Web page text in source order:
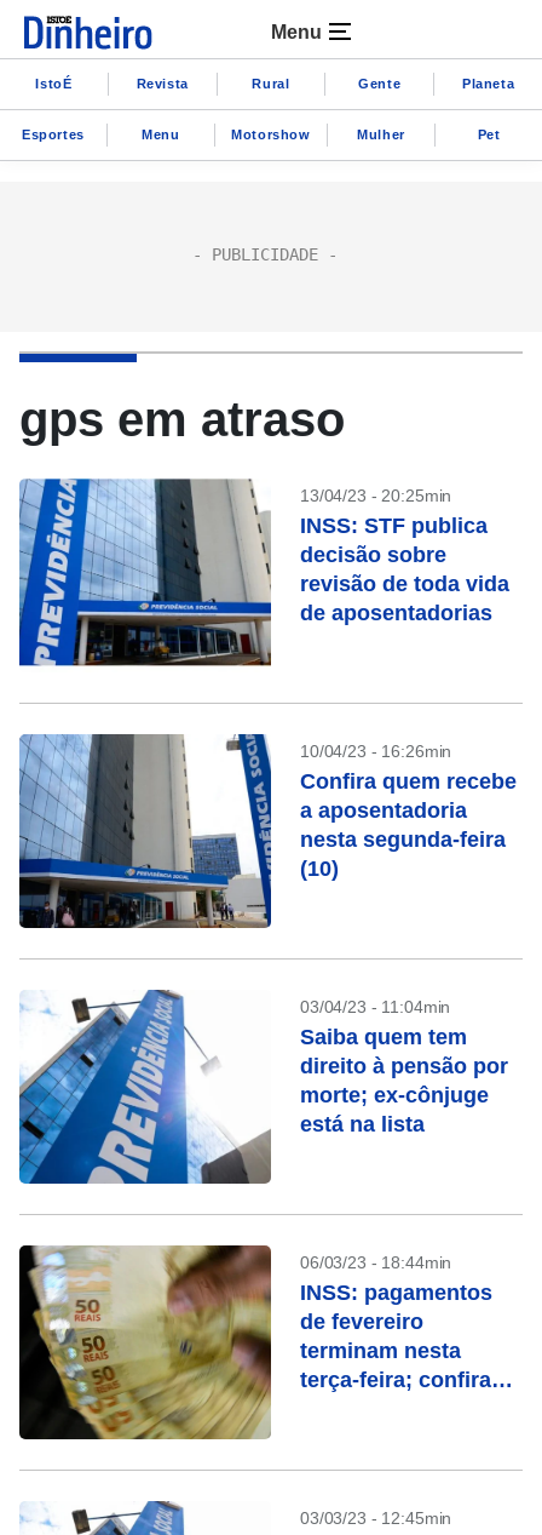
Menu
IstoÉ Revista Rural Gente Planeta
Esportes Menu Motorshow Mulher Pet
gps em atraso
13/04/23 - 20:25min
INSS: STF publica
decisão sobre
revisão de toda vida
de aposentadorias
10/04/23 - 16:26min
Confira quem recebe
a aposentadoria
nesta segunda-feira
(10)
03/04/23 - 11:04min
Saiba quem tem
direito à pensão por
morte; ex-cônjuge
está na lista
06/03/23 - 18:44min
INSS: pagamentos
de fevereiro
terminam nesta
terça-feira; confira
03/03/23 - 12:45min